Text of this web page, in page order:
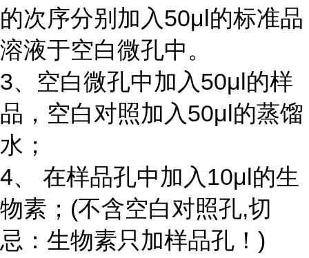
的次序分别加入50μl的标准品
溶液于空白微孔中。
3、空白微孔中加入50μl的样
品，空白对照加入50μl的蒸馏
水；
4、 在样品孔中加入10μl的生
物素；(不含空白对照孔,切
忌：生物素只加样品孔！)